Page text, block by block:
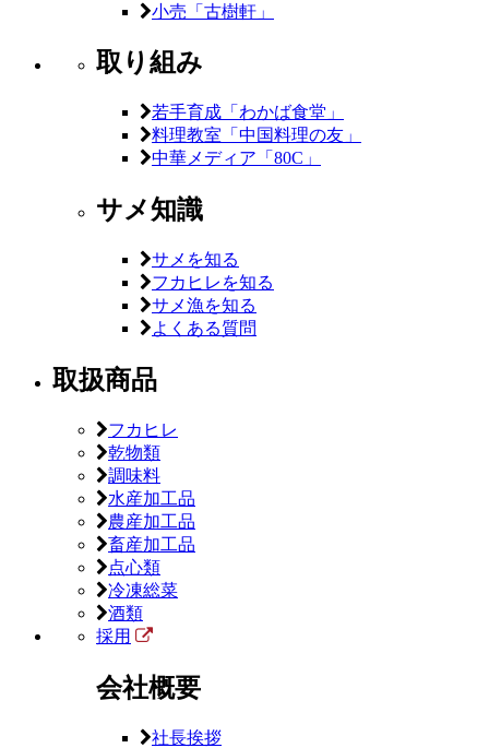
小売「古樹軒」
取り組み
若手育成「わかば食堂」
料理教室「中国料理の友」
中華メディア「80C」
サメ知識
サメを知る
フカヒレを知る
サメ漁を知る
よくある質問
取扱商品
フカヒレ
乾物類
調味料
水産加工品
農産加工品
畜産加工品
点心類
冷凍総菜
酒類
採用
会社概要
社長挨拶